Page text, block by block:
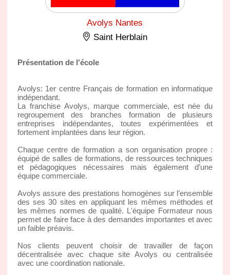
Avolys Nantes
Saint Herblain
Présentation de l'école
Avolys: 1er centre Français de formation en informatique
indépendant.
La franchise Avolys, marque commerciale, est née du
regroupement des branches formation de plusieurs
entreprises indépendantes, toutes expérimentées et
fortement implantées dans leur région.
Chaque centre de formation a son organisation propre :
équipé de salles de formations, de ressources techniques
et pédagogiques nécessaires mais également d’une
équipe commerciale.
Avolys assure des prestations homogènes sur l’ensemble
des ses 30 sites en appliquant les mêmes méthodes et
les mêmes normes de qualité. L'équipe Formateur nous
permet de faire face à des demandes importantes et avec
un faible préavis.
Nos clients peuvent choisir de travailler de façon
décentralisée avec chaque site Avolys ou centralisée
avec une coordination nationale.